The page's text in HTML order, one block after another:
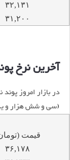
۳۲,۱۳۱
۳۱,۲۰۰
آخرین نرخ
(سی و شش هزار و
قیمت
۳۶,۱۷۸